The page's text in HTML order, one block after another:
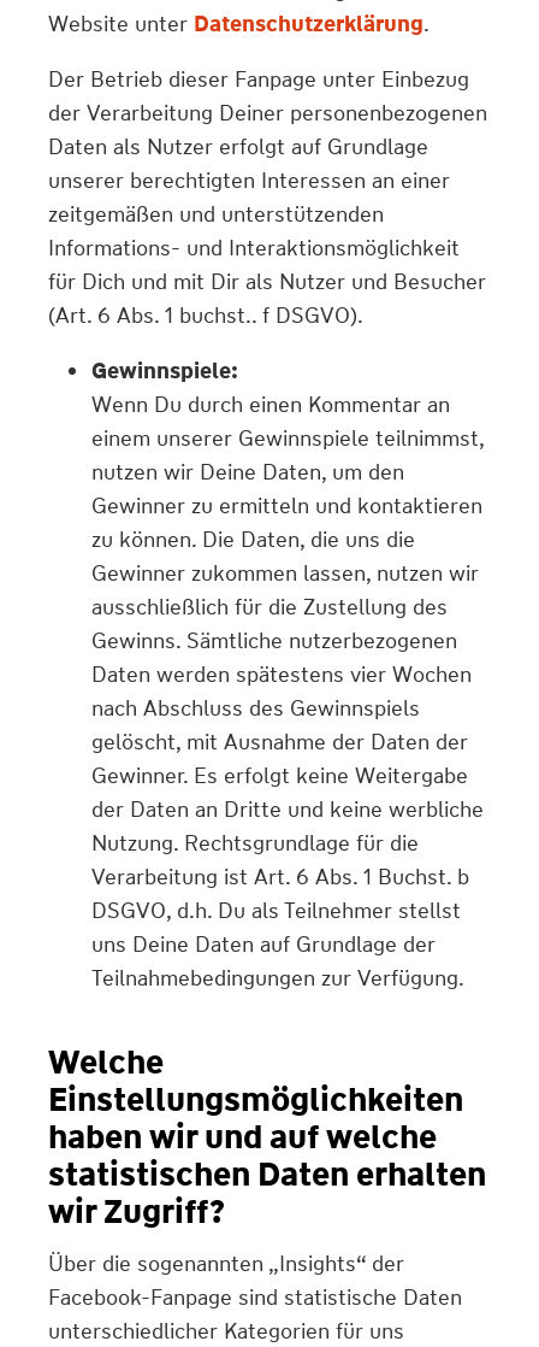
Website unter Datenschutzerklärung.
Der Betrieb dieser Fanpage unter Einbezug
der Verarbeitung Deiner personenbezogenen
Daten als Nutzer erfolgt auf Grundlage
unserer berechtigten Interessen an einer
zeitgemäßen und unterstützenden
Informations- und Interaktionsmöglichkeit
für Dich und mit Dir als Nutzer und Besucher
(Art. 6 Abs. 1 buchst.. f DSGVO).
Gewinnspiele:
Wenn Du durch einen Kommentar an
einem unserer Gewinnspiele teilnimmst,
nutzen wir Deine Daten, um den
Gewinner zu ermitteln und kontaktieren
zu können. Die Daten, die uns die
Gewinner zukommen lassen, nutzen wir
ausschließlich für die Zustellung des
Gewinns. Sämtliche nutzerbezogenen
Daten werden spätestens vier Wochen
nach Abschluss des Gewinnspiels
gelöscht, mit Ausnahme der Daten der
Gewinner. Es erfolgt keine Weitergabe
der Daten an Dritte und keine werbliche
Nutzung. Rechtsgrundlage für die
Verarbeitung ist Art. 6 Abs. 1 Buchst. b
DSGVO, d.h. Du als Teilnehmer stellst
uns Deine Daten auf Grundlage der
Teilnahmebedingungen zur Verfügung.
Welche
Einstellungsmöglichkeiten
haben wir und auf welche
statistischen Daten erhalten
wir Zugriff?
Über die sogenannten „Insights“ der
Facebook-Fanpage sind statistische Daten
unterschiedlicher Kategorien für uns